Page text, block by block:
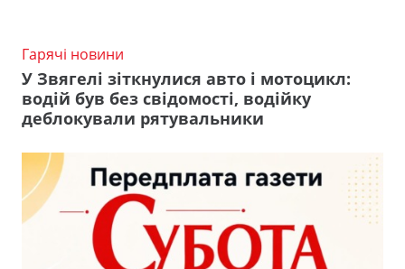
Гарячі новини
У Звягелі зіткнулися авто і мотоцикл:
водій був без свідомості, водійку
деблокували рятувальники